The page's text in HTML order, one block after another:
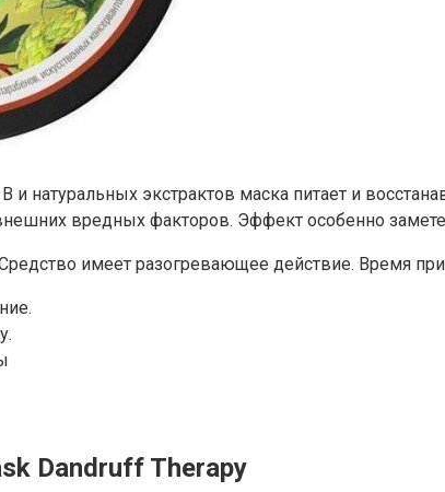
натуральных экстрактов маска питает и
вредных факторов. Эффект особенно
имеет разогревающее действие. Время
Dandruff Therapy